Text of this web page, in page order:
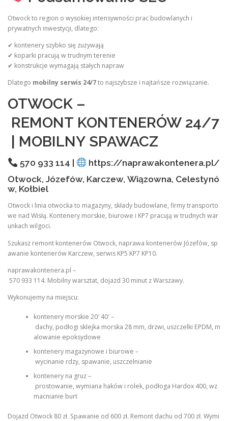
Otwock to region o wysokiej intensywności prac budowlanych i
prywatnych inwestycji, dlatego:
✔ kontenery szybko się zużywają
✔ koparki pracują w trudnym terenie
✔ konstrukcje wymagają stałych napraw
Dlatego mobilny serwis 24/7to najszybsze i najtańsze rozwiązanie.
OTWOCK –
REMONT KONTENERÓW 24/7
| MOBILNY SPAWACZ
570 933 114 |
https://naprawakontenera.pl/
Otwock, Józefów, Karczew, Wiązowna, Celestynó
w, Kołbiel
Otwock i linia otwocka to magazyny, składy budowlane, firmy transporto
we nad Wisłą. Kontenery morskie, biurowe i KP7 pracują w trudnych war
unkach wilgoci.
Szukasz remont kontenerów Otwock, naprawa kontenerów Józefów, sp
awanie kontenerów Karczew, serwis KP5 KP7 KP10.
naprawakontenera.pl –
570 933 114. Mobilny warsztat, dojazd 30 minut z Warszawy.
Wykonujemy na miejscu:
kontenery morskie 20′ 40′ –
dachy, podłogi sklejka morska 28 mm, drzwi, uszczelki EPDM, m
alowanie epoksydowe
kontenery magazynowe i biurowe –
wycinanie rdzy, spawanie, uszczelnianie
kontenery na gruz –
prostowanie, wymiana haków i rolek, podłoga Hardox 400, wz
macnianie burt
Dojazd Otwock 80 zł. Spawanie od 600 zł. Remont dachu od 700 zł. Wymi